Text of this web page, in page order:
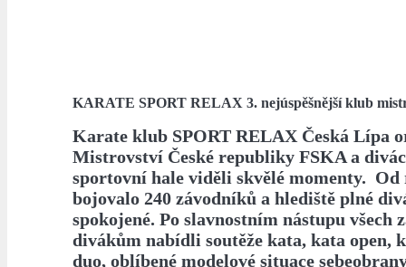
KARATE SPORT RELAX 3. nejúspěšnější klub
Karate klub SPORT RELAX Česká Lípa
Mistrovství České republiky FSKA a
sportovní hale viděli skvělé momenty. Od
bojovalo 240 závodníků a hlediště plné
spokojené. Po slavnostním nástupu všech
divákům nabídli soutěže kata, kata open,
duo, oblíbené modelové situace